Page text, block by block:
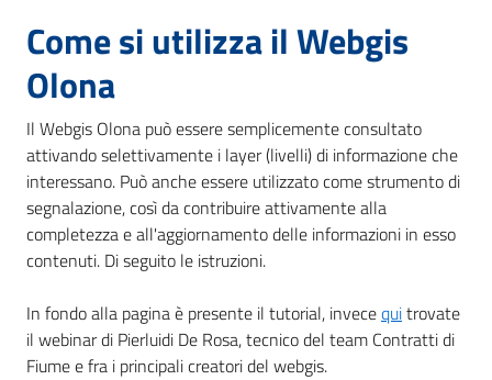
Come si utilizza il Webgis
Olona
Il Webgis Olona può essere semplicemente consultato
attivando selettivamente i layer (livelli) di informazione che
interessano. Può anche essere utilizzato come strumento di
segnalazione, così da contribuire attivamente alla
completezza e all'aggiornamento delle informazioni in esso
contenuti. Di seguito le istruzioni.
In fondo alla pagina è presente il tutorial, invecequitrovate
il webinar di Pierluidi De Rosa, tecnico del team Contratti di
Fiume e fra i principali creatori del webgis.